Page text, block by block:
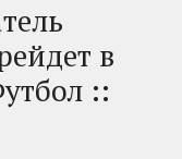
в
::